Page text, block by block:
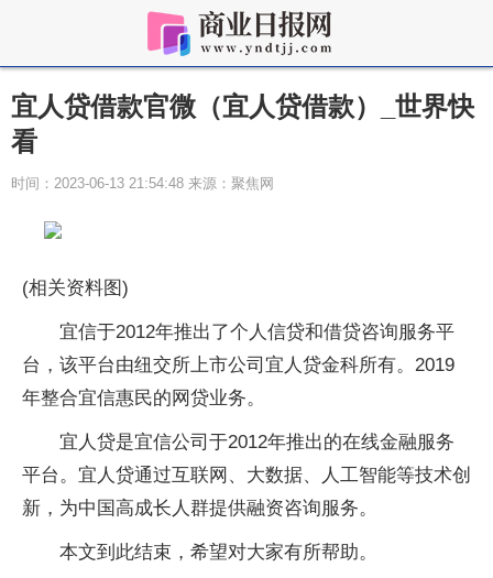
宜人贷借款官微（宜人贷借款）_世界快
看
时间：2023-06-13 21:54:48 来源：聚焦网
(相关资料图)
宜信于2012年推出了个人信贷和借贷咨询服务平
台，该平台由纽交所上市公司宜人贷金科所有。2019
年整合宜信惠民的网贷业务。
宜人贷是宜信公司于2012年推出的在线金融服务
平台。宜人贷通过互联网、大数据、人工智能等技术创
新，为中国高成长人群提供融资咨询服务。
本文到此结束，希望对大家有所帮助。